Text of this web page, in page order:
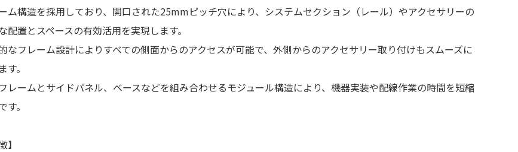
ム構造を採用しており、開口された25mmピッチ穴により、システムセクション（レール）やアクセサリーの
配置とスペースの有効活用を実現します。
なフレーム設計によりすべての側面からのアクセスが可能で、外側からのアクセサリー取り付けもスムーズに
す。
レームとサイドパネル、ベースなどを組み合わせるモジュール構造により、機器実装や配線作業の時間を短縮
す。
】